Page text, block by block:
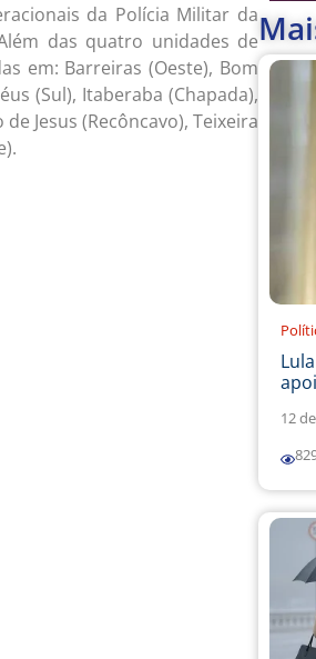
da Polícia Militar da
das quatro unidades de
em: Barreiras (Oeste), Bom
(Sul), Itaberaba (Chapada),
Jesus (Recôncavo), Teixeira
12